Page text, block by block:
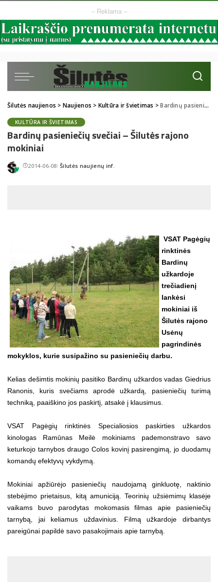
– Reklama –
Šilutės naujienos > Naujienos > Kultūra ir švietimas >Bardinų pasieniečių svečiai – Šilutės rajono mokiniai
KULTŪRA IR ŠVIETIMAS
Bardinų pasieniečių svečiai – Šilutės rajono
mokiniai
2014-06-08Posted
Šilutės naujienų inf.
VSAT Pagėgių
rinktinės
Bardinų
užkardoje
trečiadienį
lankėsi
mokiniai iš
Šilutės rajono
Usėnų
pagrindinės
mokyklos, kurie susipažino su pasieniečių darbu.
Kelias dešimtis mokinių pasitiko Bardinų užkardos vadas Giedrius
Ranonis, kuris svečiams aprodė užkardą, pasieniečių turimą
techniką, paaiškino jos paskirtį, atsakė į klausimus.
VSAT Pagėgių rinktinės Specialiosios paskirties užkardos
kinologas Ramūnas Meilė mokiniams pademonstravo savo
keturkojo tarnybos draugo Colos kovinį pasirengimą, jo duodamų
komandų efektyvų vykdymą.
Mokiniai apžiūrėjo pasieniečių naudojamą ginkluotę, naktinio
stebėjimo prietaisus, kitą amuniciją. Teorinių užsiėmimų klasėje
vaikams buvo parodytas mokomasis filmas apie pasieniečių
tarnybą, jai keliamus uždavinius. Filmą užkardoje dirbantys
pareigūnai papildė savo pasakojimais apie tarnybą.